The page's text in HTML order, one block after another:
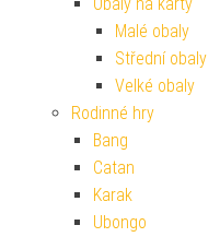
Malé obaly
Střední obaly
Velké obaly
Rodinné hry
Bang
Catan
Karak
Ubongo